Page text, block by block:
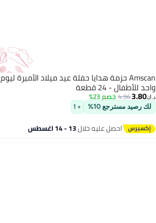
Amscan حزمة هدايا حفلة عيد ميلاد الأميرة ليوم
واحد للأطفال - 24 قطعة
د.ك‏3.80
4.94خصم 23%
لك رصيد مسترجع 10% + 1
احصل عليه خلال13 - 14 اغسطس